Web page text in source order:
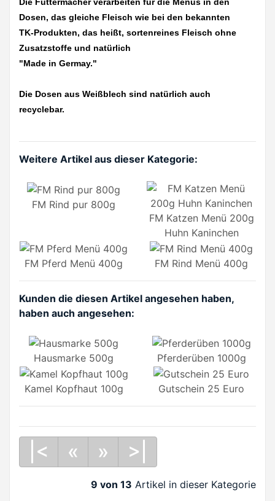
Dosen, das gleiche Fleisch wie bei den bekannten
TK-Produkten, das heißt, sortenreines Fleisch ohne
Zusatzstoffe und natürlich
"Made in Germay."
Die Dosen aus Weißblech sind natürlich auch
recyclebar.
Weitere Artikel aus dieser Kategorie:
FM Rind pur 800g
FM Katzen Menü 200g
Huhn Kaninchen
FM Pferd Menü 400g FM Rind Menü 400g
Kunden die diesen Artikel angesehen haben,
haben auch angesehen:
Hausmarke 500g Pferderüben 1000g
Kamel Kopfhaut 100g Gutschein 25 Euro
|< « » >|
9 von 13 Artikel in dieser Kategorie